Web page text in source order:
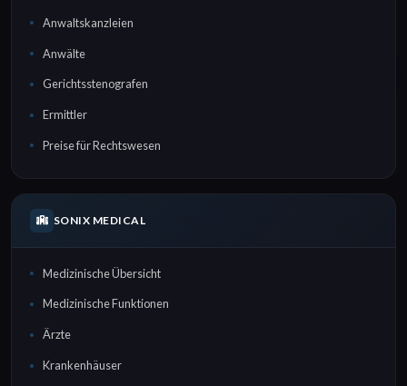
Anwaltskanzleien
Anwälte
Gerichtsstenografen
Ermittler
Preise für Rechtswesen
SONIX MEDICAL
Medizinische Übersicht
Medizinische Funktionen
Ärzte
Krankenhäuser